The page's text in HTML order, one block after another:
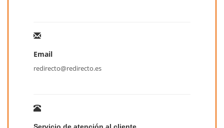
Email
redirecto@redirecto.es